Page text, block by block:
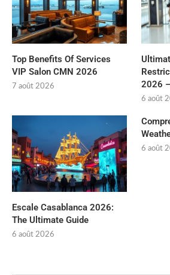
Top Benefits Of Services
VIP Salon CMN 2026
7 août 2026
2026
6 août
Escale Casablanca 2026:
The Ultimate Guide
6 août 2026
6 août